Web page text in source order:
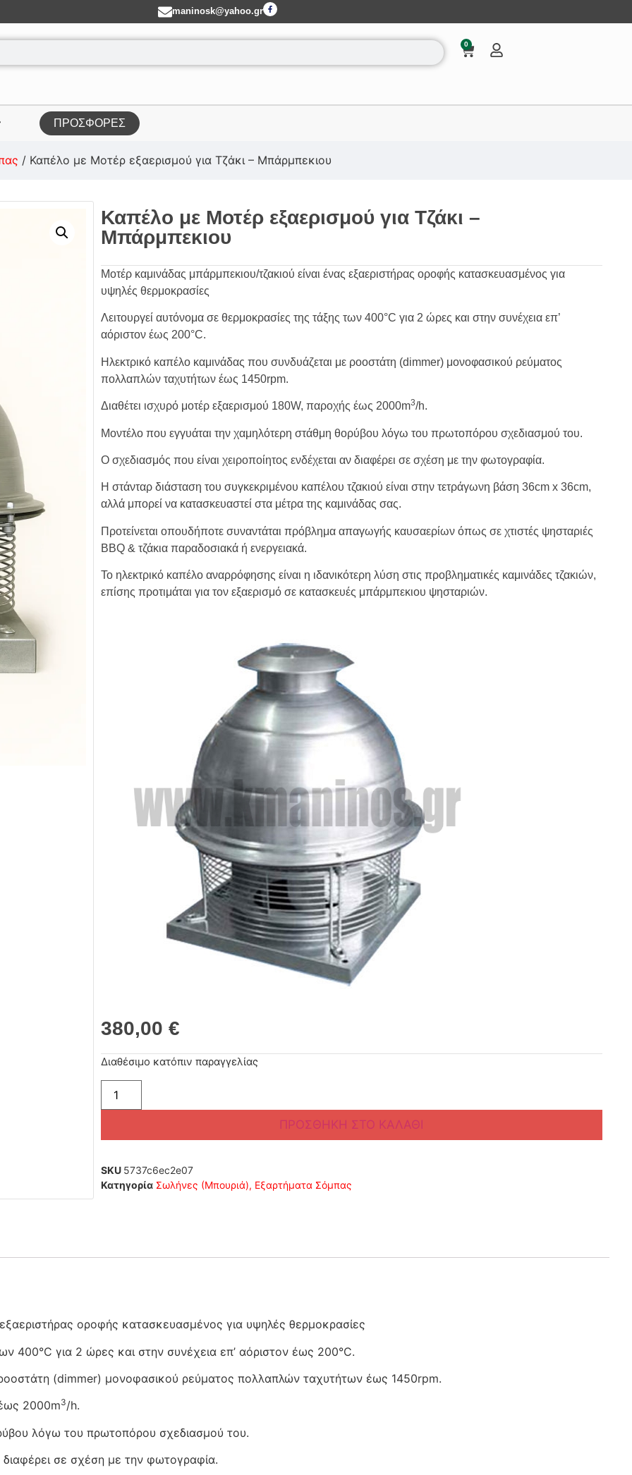
maninosk@yahoo.gr
0
ΠΡΟΣΦΟΡΕΣ
/ Καπέλο με Μοτέρ εξαερισμού για Τζάκι – Μπάρμπεκιου
Καπέλο με Μοτέρ εξαερισμού για Τζάκι –
Μπάρμπεκιου
Μοτέρ καμινάδας μπάρμπεκιου/τζακιού είναι ένας εξαεριστήρας οροφής κατασκευασμένος για
υψηλές θερμοκρασίες
Λειτουργεί αυτόνομα σε θερμοκρασίες της τάξης των 400°C για 2 ώρες και στην συνέχεια επ’
αόριστον έως 200°C.
Ηλεκτρικό καπέλο καμινάδας που συνδυάζεται με ροοστάτη (dimmer) μονοφασικού ρεύματος
πολλαπλών ταχυτήτων έως 1450rpm.
Διαθέτει ισχυρό μοτέρ εξαερισμού 180W, παροχής έως 2000m3/h.
Μοντέλο που εγγυάται την χαμηλότερη στάθμη θορύβου λόγω του πρωτοπόρου σχεδιασμού του.
Ο σχεδιασμός που είναι χειροποίητος ενδέχεται αν διαφέρει σε σχέση με την φωτογραφία.
Η στάνταρ διάσταση του συγκεκριμένου καπέλου τζακιού είναι στην τετράγωνη βάση 36cm x 36cm,
αλλά μπορεί να κατασκευαστεί στα μέτρα της καμινάδας σας.
Προτείνεται οπουδήποτε συναντάται πρόβλημα απαγωγής καυσαερίων όπως σε χτιστές ψησταριές
BBQ & τζάκια παραδοσιακά ή ενεργειακά.
Το ηλεκτρικό καπέλο αναρρόφησης είναι η ιδανικότερη λύση στις προβληματικές καμινάδες τζακιών,
επίσης προτιμάται για τον εξαερισμό σε κατασκευές μπάρμπεκιου ψησταριών.
380,00 €
Διαθέσιμο κατόπιν παραγγελίας
ΠΡΟΣΘΉΚΗ ΣΤΟ ΚΑΛΆΘΙ
SKU 5737c6ec2e07
Κατηγορία Σωλήνες (Μπουριά), Εξαρτήματα Σόμπας
οροφής κατασκευασμένος για υψηλές θερμοκρασίες
400°C για 2 ώρες και στην συνέχεια επ’ αόριστον έως 200°C.
(dimmer) μονοφασικού ρεύματος πολλαπλών ταχυτήτων έως 1450rpm.
2000m3/h.
λόγω του πρωτοπόρου σχεδιασμού του.
διαφέρει σε σχέση με την φωτογραφία.